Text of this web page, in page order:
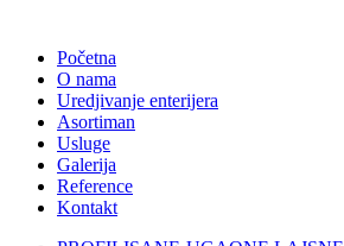
Početna
O nama
Uredjivanje enterijera
Asortiman
Usluge
Galerija
Reference
Kontakt